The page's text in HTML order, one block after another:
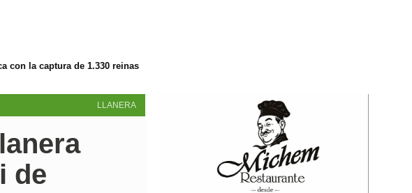
con la captura de 1.330 reinas
LLANERA
de